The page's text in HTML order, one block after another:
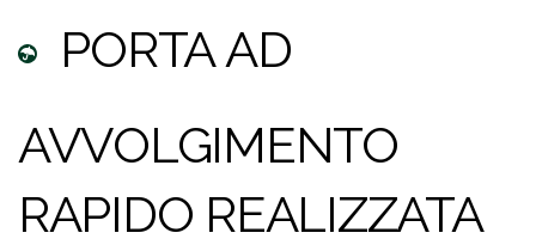
PORTA AD
AVVOLGIMENTO
RAPIDO REALIZZATA